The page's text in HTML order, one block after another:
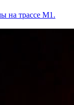
на трассе М1.